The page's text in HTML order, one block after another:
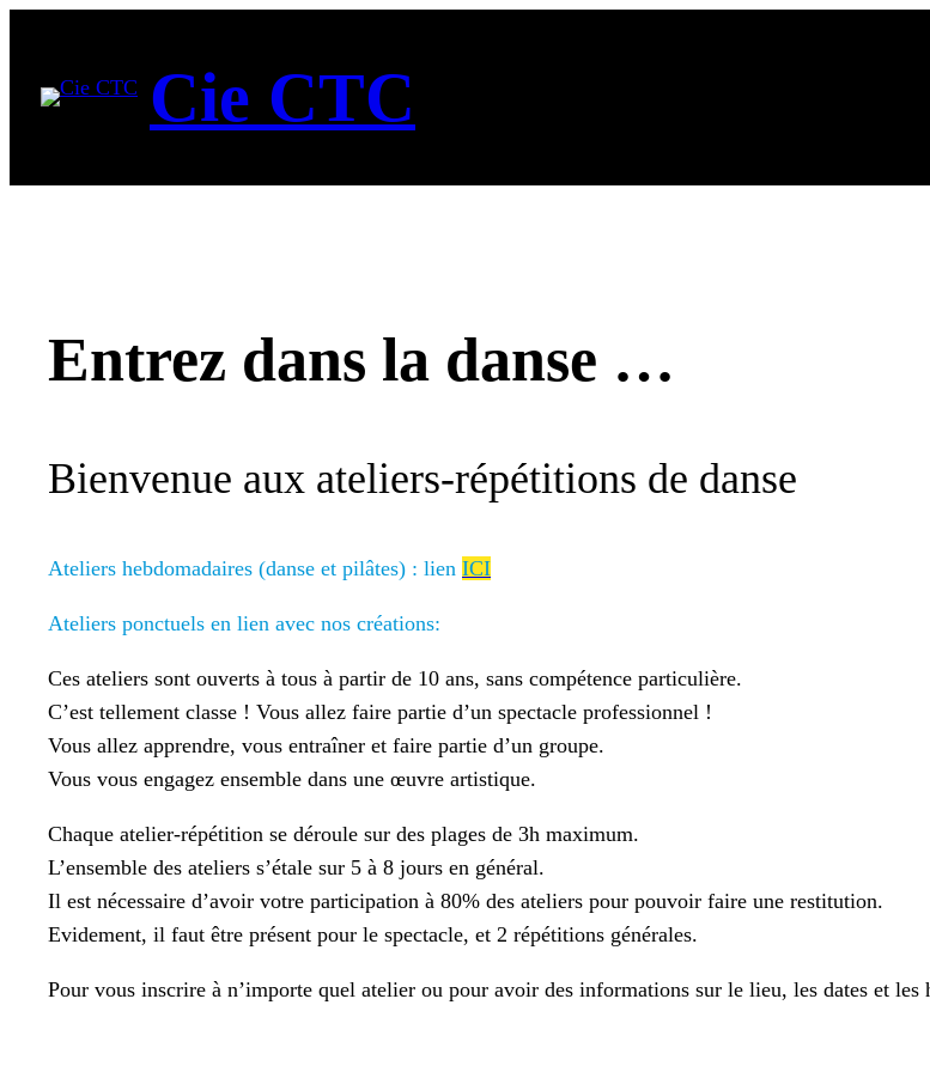
contenu
Cie CTC
Entrez dans la danse …
Bienvenue aux ateliers-répétitions de danse
Ateliers hebdomadaires (danse et pilâtes) : lien ICI
Ateliers ponctuels en lien avec nos créations:
Ces ateliers sont ouverts à tous à partir de 10 ans, sans compétence particulière.
C’est tellement classe ! Vous allez faire partie d’un spectacle professionnel !
Vous allez apprendre, vous entraîner et faire partie d’un groupe.
Vous vous engagez ensemble dans une œuvre artistique.
Chaque atelier-répétition se déroule sur des plages de 3h maximum.
L’ensemble des ateliers s’étale sur 5 à 8 jours en général.
Il est nécessaire d’avoir votre participation à 80% des ateliers pour pouvoir faire une restitution.
Evidement, il faut être présent pour le spectacle, et 2 répétitions générales.
Pour vous inscrire à n’importe quel atelier ou pour avoir des informations sur le lieu, les dates et les